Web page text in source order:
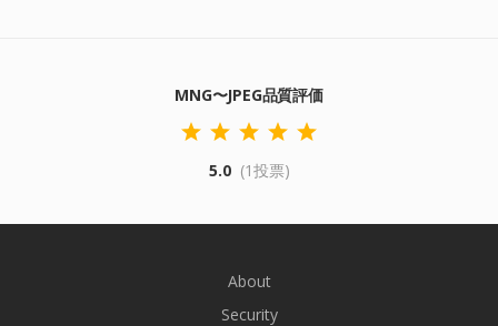
MNG〜JPEG品質評価
5.0 (1投票)
About
Security